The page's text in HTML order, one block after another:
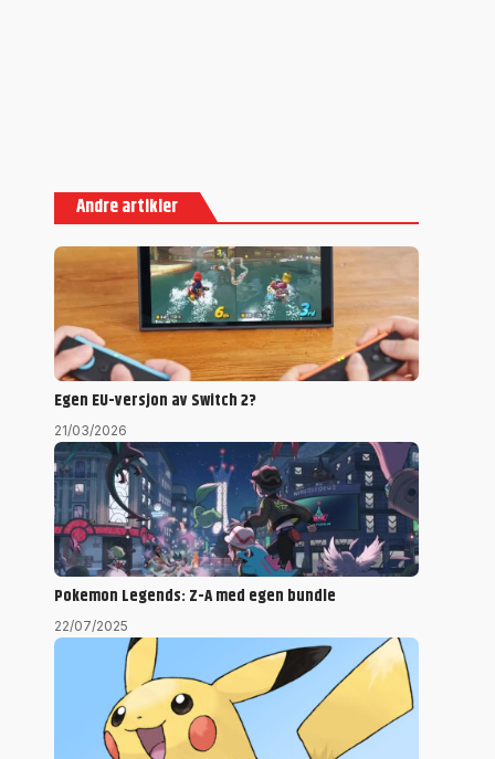
Andre artikler
Egen EU-versjon av Switch 2?
21/03/2026
Pokemon Legends: Z-A med egen bundle
22/07/2025